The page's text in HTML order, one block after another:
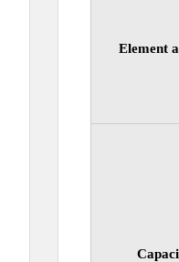
Element